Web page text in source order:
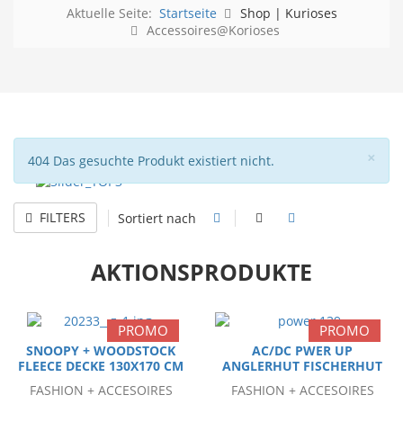
Aktuelle Seite: Startseite
Shop | Kurioses
Accessoires@Korioses
×
Hinweis
404 Das gesuchte Produkt existiert nicht.
FILTERS Sortiert nach
AKTIONSPRODUKTE
PROMO
SNOOPY + WOODSTOCK
FLEECE DECKE 130X170 CM
FASHION + ACCESOIRES
PROMO
AC/DC PWER UP
ANGLERHUT FISCHERHUT
FASHION + ACCESOIRES